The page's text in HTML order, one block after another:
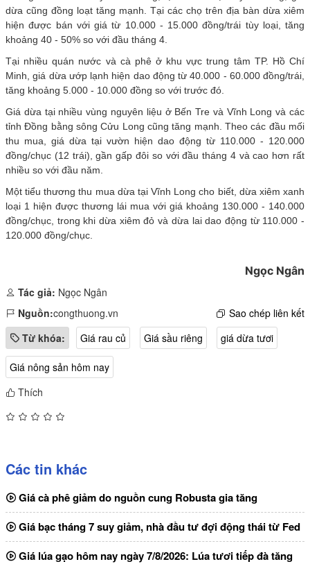
dừa cũng đồng loạt tăng mạnh. Tại các chọ trên địa bàn dừa xiêm
hiện được bán với giá từ 10.000 - 15.000 đồng/trái tùy loại, tăng
khoảng 40 - 50% so với đầu tháng 4.
Tại nhiều quán nước và cà phê ở khu vực trung tâm TP. Hồ Chí
Minh, giá dừa ướp lạnh hiện dao động từ 40.000 - 60.000 đồng/trái,
tăng khoảng 5.000 - 10.000 đồng so với trước đó.
Giá dừa tại nhiều vùng nguyên liệu ở Bến Tre và Vĩnh Long và các
tỉnh Đồng bằng sông Cửu Long cũng tăng mạnh. Theo các đầu mối
thu mua, giá dừa tại vườn hiện dao động từ 110.000 - 120.000
đồng/chục (12 trái), gần gấp đôi so với đầu tháng 4 và cao hơn rất
nhiều so với đầu năm.
Một tiểu thương thu mua dừa tại Vĩnh Long cho biết, dừa xiêm xanh
loại 1 hiện được thương lái mua với giá khoảng 130.000 - 140.000
đồng/chục, trong khi dừa xiêm đỏ và dừa lai dao động từ 110.000 -
120.000 đồng/chục.
Ngọc Ngân
Tác giả: Ngọc Ngân
Nguồn:congthuong.vn
Sao chép liên kết
Từ khóa:
Giá rau củ Giá sầu riêng giá dừa tươi
Giá nông sản hôm nay
Thích
Các tin khác
Giá cà phê giảm do nguồn cung Robusta gia tăng
Giá bạc tháng 7 suy giảm, nhà đầu tư đợi động thái từ Fed
Giá lúa gạo hôm nay ngày 7/8/2026: Lúa tươi tiếp đà tăng